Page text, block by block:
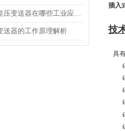
3351电容式差压变送器在哪些工业应用中使用？
送器的工作原理解析
插入
技
具